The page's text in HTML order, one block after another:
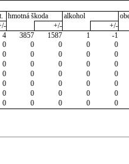
hmotná škoda alkohol
+/- +/-
4 3857 1587 1 -1
0 0 0 0 0
0 0 0 0 0
0 0 0 0 0
0 0 0 0 0
0 0 0 0 0
0 0 0 0 0
0 0 0 0 0